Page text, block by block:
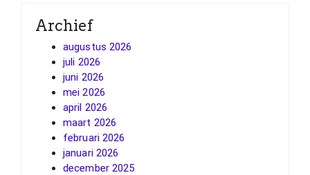
Archief
augustus 2026
juli 2026
juni 2026
mei 2026
april 2026
maart 2026
februari 2026
januari 2026
december 2025